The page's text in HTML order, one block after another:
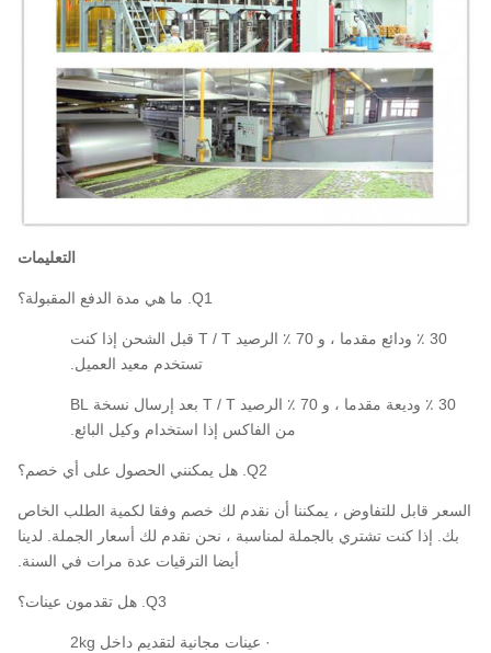
التعليمات
Q1. ما هي مدة الدفع المقبولة؟
30 ٪ ودائع مقدما ، و 70 ٪ الرصيد T / T قبل الشحن إذا كنت
تستخدم معيد العميل.
30 ٪ وديعة مقدما ، و 70 ٪ الرصيد T / T بعد إرسال نسخة BL
من الفاكس إذا استخدام وكيل البائع.
Q2. هل يمكنني الحصول على أي خصم؟
السعر قابل للتفاوض ، يمكننا أن نقدم لك خصم وفقا لكمية الطلب الخاص
بك. إذا كنت تشتري بالجملة لمناسبة ، نحن نقدم لك أسعار الجملة. لدينا
أيضا الترقيات عدة مرات في السنة.
Q3. هل تقدمون عينات؟
· عينات مجانية لتقديم داخل 2kg